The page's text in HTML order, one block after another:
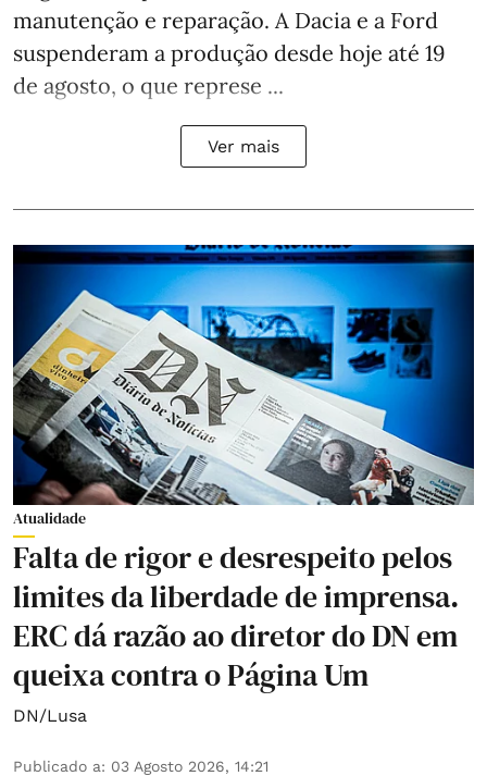
manutenção e reparação. A Dacia e a Ford
suspenderam a produção desde hoje até 19
de agosto, o que represe ...
Ver mais
Atualidade
Falta de rigor e desrespeito pelos
limites da liberdade de imprensa.
ERC dá razão ao diretor do DN em
queixa contra o Página Um
DN/Lusa
Publicado a: 03 Agosto 2026, 14:21